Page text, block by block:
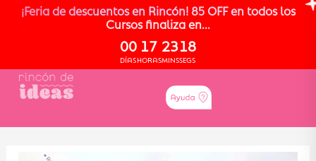
¡Feria de descuentos en Rincón! 85 OFF en todos los
Cursos finaliza en...
00
DÍAS
17
HORAS
23
MINS
18
SEGS